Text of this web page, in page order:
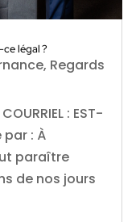
légal ?
, Regards
: EST-
par : À
paraître
de nos jours